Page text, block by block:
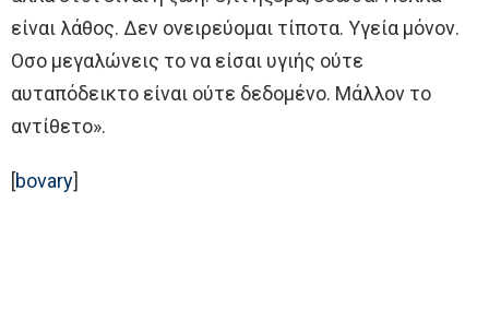
είναι λάθος. Δεν ονειρεύομαι τίποτα. Υγεία μόνον.
Οσο μεγαλώνεις το να είσαι υγιής ούτε
αυταπόδεικτο είναι ούτε δεδομένο. Μάλλον το
αντίθετο».
[bovary]